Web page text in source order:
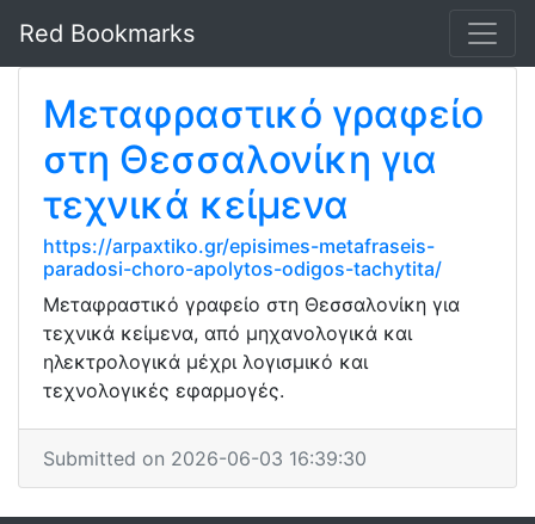
Red Bookmarks
Μεταφραστικό γραφείο
στη Θεσσαλονίκη για
τεχνικά κείμενα
https://arpaxtiko.gr/episimes-metafraseis-
paradosi-choro-apolytos-odigos-tachytita/
Μεταφραστικό γραφείο στη Θεσσαλονίκη για
τεχνικά κείμενα, από μηχανολογικά και
ηλεκτρολογικά μέχρι λογισμικό και
τεχνολογικές εφαρμογές.
Submitted on 2026-06-03 16:39:30